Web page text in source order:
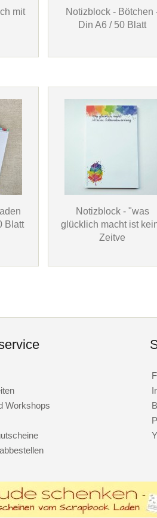
mit
Notizblock - Bötchen
Din A6 / 50 Blatt
Blatt
Notizblock - "was
glücklich macht ist
Zeitve
Workshops